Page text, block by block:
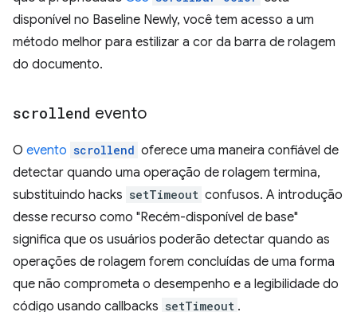
disponível no Baseline Newly, você tem acesso a um
método melhor para estilizar a cor da barra de rolagem
do documento.
scrollend evento
O evento scrollend oferece uma maneira confiável de
detectar quando uma operação de rolagem termina,
substituindo hacks setTimeout confusos. A introdução
desse recurso como "Recém-disponível de base"
significa que os usuários poderão detectar quando as
operações de rolagem forem concluídas de uma forma
que não comprometa o desempenho e a legibilidade do
código usando callbacks setTimeout .